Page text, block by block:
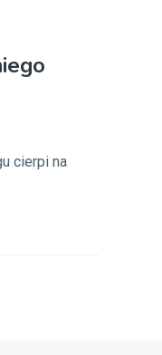
cierpi na